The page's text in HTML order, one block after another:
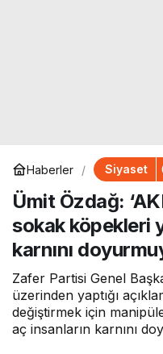
Haberler Siyaset
Ümit Özdağ:
sokak köpekleri
karnını
Zafer Partisi Genel
üzerinden yaptığı
değiştirmek için
aç insanların karnını